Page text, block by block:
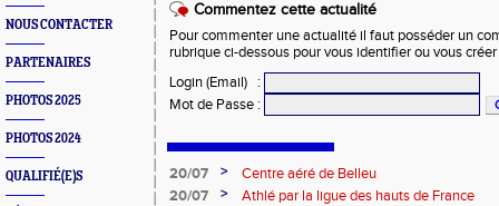
NOUS CONTACTER
PARTENAIRES
PHOTOS 2025
PHOTOS 2024
QUALIFIÉ(E)S
Commentez cette actualité
Pour commenter une actualité il faut posséder un
rubrique ci-dessous pour vous identifier ou vous
Login (Email)
:
Mot de Passe :
20/07 >
Centre aéré de Belleu
20/07
>
Athlé par la ligue des hauts de France